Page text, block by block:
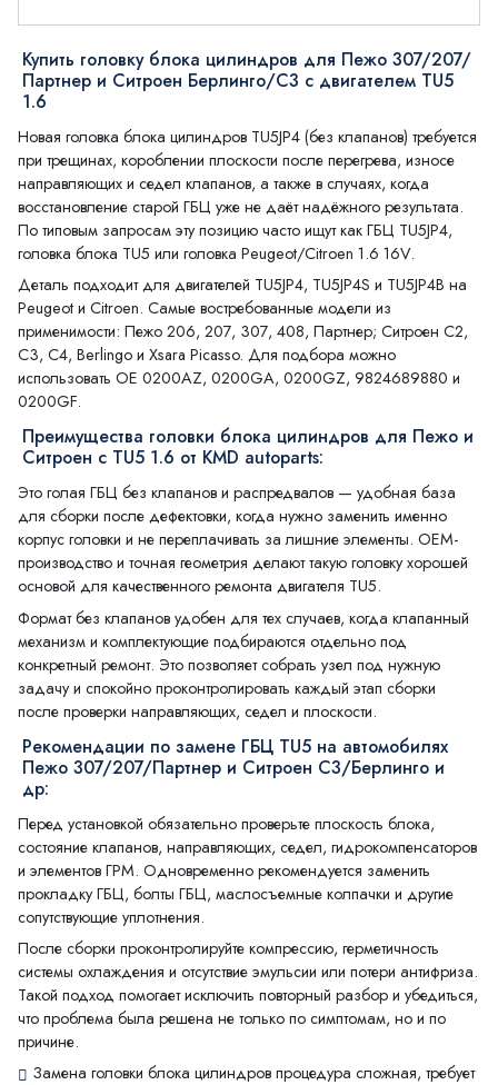
Купить головку блока цилиндров для Пежо 307/207/
Партнер и Ситроен Берлинго/С3 с двигателем TU5
1.6
Новая головка блока цилиндров TU5JP4 (без клапанов) требуется
при трещинах, короблении плоскости после перегрева, износе
направляющих и седел клапанов, а также в случаях, когда
восстановление старой ГБЦ уже не даёт надёжного результата.
По типовым запросам эту позицию часто ищут как ГБЦ TU5JP4,
головка блока TU5 или головка Peugeot/Citroen 1.6 16V.
Деталь подходит для двигателей TU5JP4, TU5JP4S и TU5JP4B на
Peugeot и Citroen. Самые востребованные модели из
применимости: Пежо 206, 207, 307, 408, Партнер; Ситроен С2,
С3, С4, Berlingo и Xsara Picasso. Для подбора можно
использовать OE 0200AZ, 0200GA, 0200GZ, 9824689880 и
0200GF.
Преимущества головки блока цилиндров для Пежо и
Ситроен с TU5 1.6 от KMD autoparts:
Это голая ГБЦ без клапанов и распредвалов — удобная база
для сборки после дефектовки, когда нужно заменить именно
корпус головки и не переплачивать за лишние элементы. OEM-
производство и точная геометрия делают такую головку хорошей
основой для качественного ремонта двигателя TU5.
Формат без клапанов удобен для тех случаев, когда клапанный
механизм и комплектующие подбираются отдельно под
конкретный ремонт. Это позволяет собрать узел под нужную
задачу и спокойно проконтролировать каждый этап сборки
после проверки направляющих, седел и плоскости.
Рекомендации по замене ГБЦ TU5 на автомобилях
Пежо 307/207/Партнер и Ситроен С3/Берлинго и
др:
Перед установкой обязательно проверьте плоскость блока,
состояние клапанов, направляющих, седел, гидрокомпенсаторов
и элементов ГРМ. Одновременно рекомендуется заменить
прокладку ГБЦ, болты ГБЦ, маслосъемные колпачки и другие
сопутствующие уплотнения.
После сборки проконтролируйте компрессию, герметичность
системы охлаждения и отсутствие эмульсии или потери антифриза.
Такой подход помогает исключить повторный разбор и убедиться,
что проблема была решена не только по симптомам, но и по
причине.
Замена головки блока цилиндров процедура сложная, требует